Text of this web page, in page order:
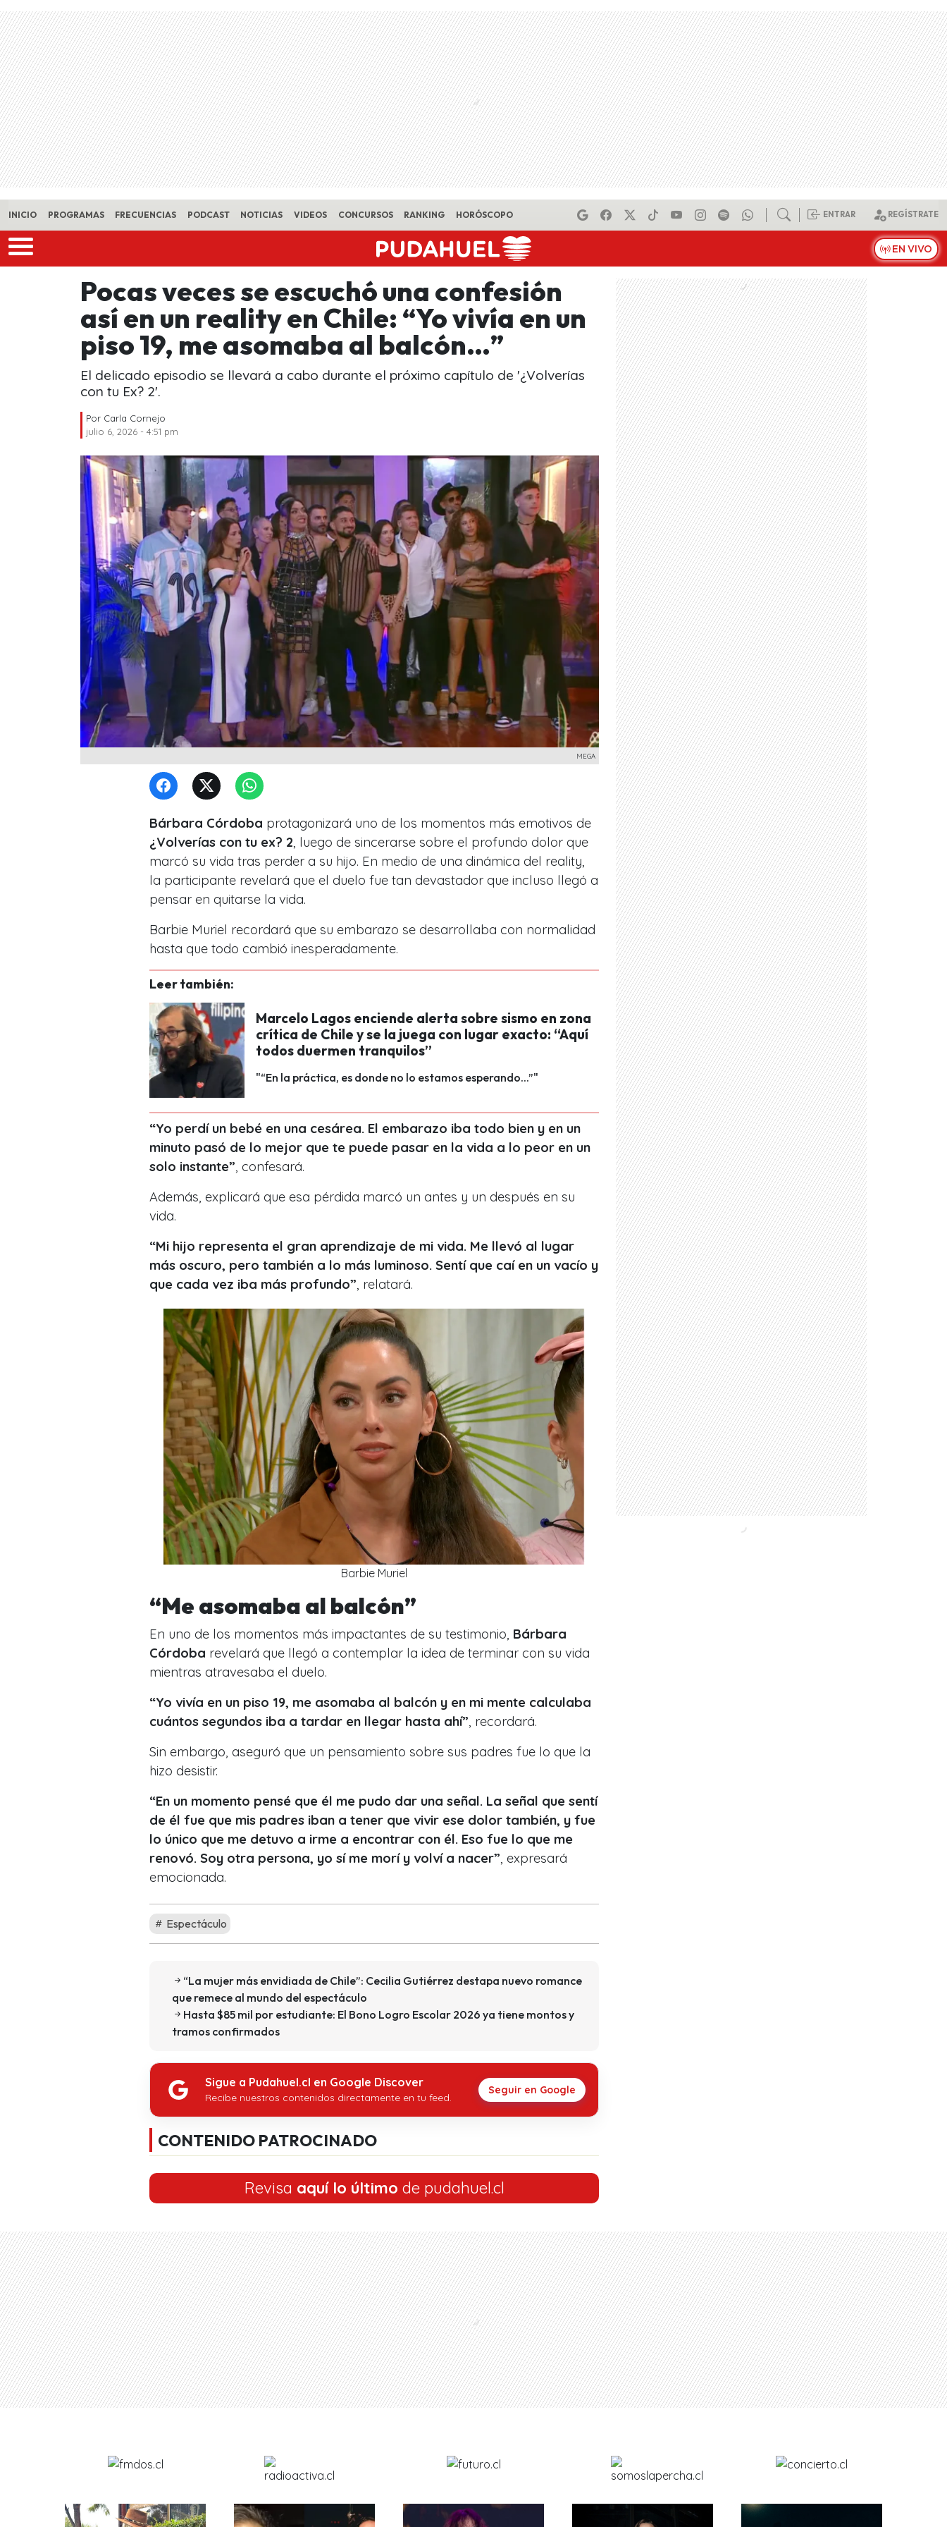
Skip to main content
INICIO PROGRAMAS FRECUENCIAS PODCAST NOTICIAS VIDEOS CONCURSOS RANKING HORÓSCOPO ENTRAR REGÍSTRATE
EN VIVO
Pocas veces se escuchó una confesión
así en un reality en Chile: “Yo vivía en un
piso 19, me asomaba al balcón…”
El delicado episodio se llevará a cabo durante el próximo capítulo de '¿Volverías
con tu Ex? 2'.
Por Carla Cornejo
julio 6, 2026 - 4:51 pm
MEGA
Bárbara Córdoba protagonizará uno de los momentos más emotivos de
¿Volverías con tu ex? 2 , luego de sincerarse sobre el profundo dolor que
marcó su vida tras perder a su hijo. En medio de una dinámica del reality,
la participante revelará que el duelo fue tan devastador que incluso llegó a
pensar en quitarse la vida.
Barbie Muriel recordará que su embarazo se desarrollaba con normalidad
hasta que todo cambió inesperadamente.
Leer también:
Marcelo Lagos enciende alerta sobre sismo en zona
crítica de Chile y se la juega con lugar exacto: “Aquí
todos duermen tranquilos”
"“En la práctica, es donde no lo estamos esperando...”"
“Yo perdí un bebé en una cesárea. El embarazo iba todo bien y en un
minuto pasó de lo mejor que te puede pasar en la vida a lo peor en un
solo instante” , confesará.
Además, explicará que esa pérdida marcó un antes y un después en su
vida.
“Mi hijo representa el gran aprendizaje de mi vida. Me llevó al lugar
más oscuro, pero también a lo más luminoso. Sentí que caí en un vacío y
que cada vez iba más profundo” , relatará.
Barbie Muriel
“Me asomaba al balcón”
En uno de los momentos más impactantes de su testimonio, Bárbara
Córdoba revelará que llegó a contemplar la idea de terminar con su vida
mientras atravesaba el duelo.
“Yo vivía en un piso 19, me asomaba al balcón y en mi mente calculaba
cuántos segundos iba a tardar en llegar hasta ahí”, recordará.
Sin embargo, aseguró que un pensamiento sobre sus padres fue lo que la
hizo desistir.
“En un momento pensé que él me pudo dar una señal. La señal que sentí
de él fue que mis padres iban a tener que vivir ese dolor también, y fue
lo único que me detuvo a irme a encontrar con él. Eso fue lo que me
renovó. Soy otra persona, yo sí me morí y volví a nacer”, expresará
emocionada.
Espectáculo
“La mujer más envidiada de Chile”: Cecilia Gutiérrez destapa nuevo romance
que remece al mundo del espectáculo
Hasta $85 mil por estudiante: El Bono Logro Escolar 2026 ya tiene montos y
tramos confirmados
Sigue a Pudahuel.cl en Google Discover
Recibe nuestros contenidos directamente en tu feed.
Seguir en Google
CONTENIDO PATROCINADO
Revisa aquí lo último de pudahuel.cl